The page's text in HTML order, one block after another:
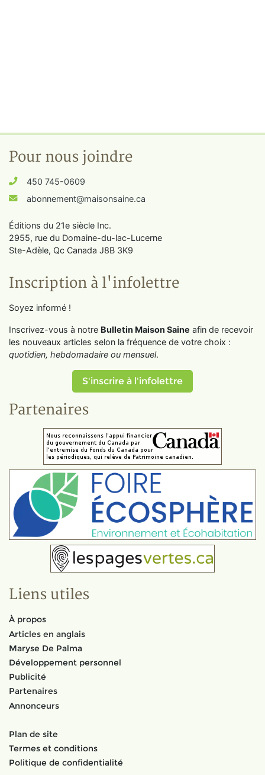
Pour nous joindre
450 745-0609
abonnement@maisonsaine.ca
Éditions du 21e siècle Inc.
2955, rue du Domaine-du-lac-Lucerne
Ste-Adèle, Qc Canada J8B 3K9
Inscription à l'infolettre
Soyez informé !
Inscrivez-vous à notre Bulletin Maison Saine afin de recevoir
les nouveaux articles selon la fréquence de votre choix :
quotidien, hebdomadaire ou mensuel.
S'inscrire à l'infolettre
Partenaires
Liens utiles
À propos
Articles en anglais
Maryse De Palma
Développement personnel
Publicité
Partenaires
Annonceurs
Plan de site
Termes et conditions
Politique de confidentialité